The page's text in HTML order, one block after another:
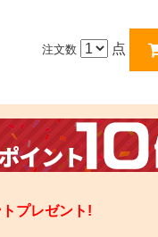
注文数 点
プレゼント!